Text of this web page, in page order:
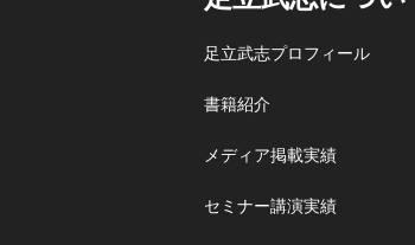
足立武志プロフィール
書籍紹介
メディア掲載実績
セミナー講演実績